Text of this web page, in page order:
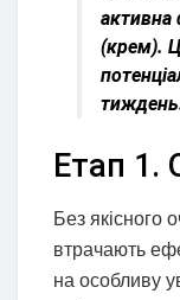
активна
(крем).
Етап 1.
Без якісного
втрачають
на особливу